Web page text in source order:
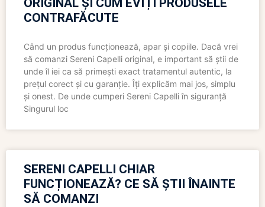
ORIGINAL ȘI CUM EVIȚI PRODUSELE
CONTRAFĂCUTE
Când un produs funcționează, apar și copiile. Dacă vrei
să comanzi Sereni Capelli original, e important să știi de
unde îl iei ca să primești exact tratamentul autentic, la
prețul corect și cu garanție. Îți explicăm mai jos, simplu
și onest. De unde cumperi Sereni Capelli în siguranță
Singurul loc
SERENI CAPELLI CHIAR
FUNCȚIONEAZĂ? CE SĂ ȘTII ÎNAINTE
SĂ COMANZI